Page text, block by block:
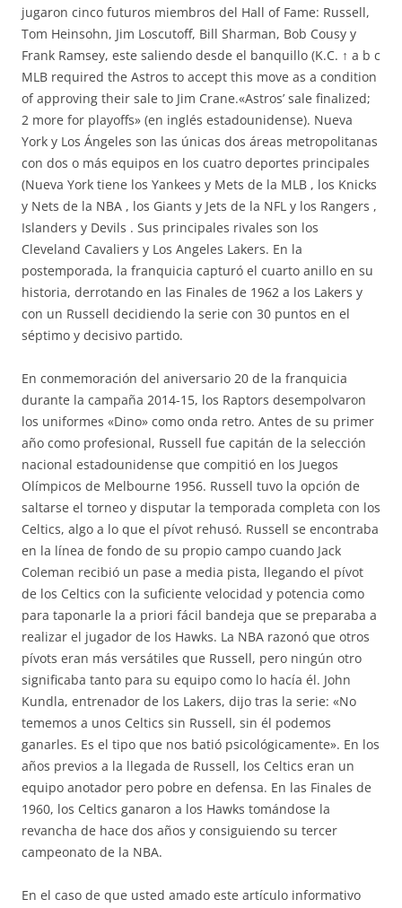
jugaron cinco futuros miembros del Hall of Fame: Russell,
Tom Heinsohn, Jim Loscutoff, Bill Sharman, Bob Cousy y
Frank Ramsey, este saliendo desde el banquillo (K.C. ↑ a b c
MLB required the Astros to accept this move as a condition
of approving their sale to Jim Crane.«Astros’ sale finalized;
2 more for playoffs» (en inglés estadounidense). Nueva
York y Los Ángeles son las únicas dos áreas metropolitanas
con dos o más equipos en los cuatro deportes principales
(Nueva York tiene los Yankees y Mets de la MLB , los Knicks
y Nets de la NBA , los Giants y Jets de la NFL y los Rangers ,
Islanders y Devils . Sus principales rivales son los
Cleveland Cavaliers y Los Angeles Lakers. En la
postemporada, la franquicia capturó el cuarto anillo en su
historia, derrotando en las Finales de 1962 a los Lakers y
con un Russell decidiendo la serie con 30 puntos en el
séptimo y decisivo partido.
En conmemoración del aniversario 20 de la franquicia
durante la campaña 2014-15, los Raptors desempolvaron
los uniformes «Dino» como onda retro. Antes de su primer
año como profesional, Russell fue capitán de la selección
nacional estadounidense que compitió en los Juegos
Olímpicos de Melbourne 1956. Russell tuvo la opción de
saltarse el torneo y disputar la temporada completa con los
Celtics, algo a lo que el pívot rehusó. Russell se encontraba
en la línea de fondo de su propio campo cuando Jack
Coleman recibió un pase a media pista, llegando el pívot
de los Celtics con la suficiente velocidad y potencia como
para taponarle la a priori fácil bandeja que se preparaba a
realizar el jugador de los Hawks. La NBA razonó que otros
pívots eran más versátiles que Russell, pero ningún otro
significaba tanto para su equipo como lo hacía él. John
Kundla, entrenador de los Lakers, dijo tras la serie: «No
tememos a unos Celtics sin Russell, sin él podemos
ganarles. Es el tipo que nos batió psicológicamente». En los
años previos a la llegada de Russell, los Celtics eran un
equipo anotador pero pobre en defensa. En las Finales de
1960, los Celtics ganaron a los Hawks tomándose la
revancha de hace dos años y consiguiendo su tercer
campeonato de la NBA.
En el caso de que usted amado este artículo informativo